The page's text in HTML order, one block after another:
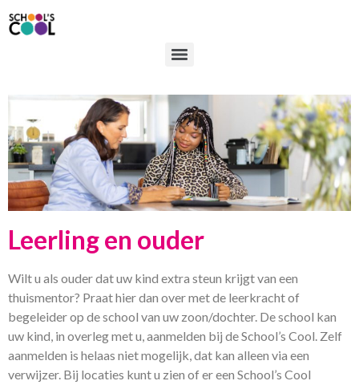
Leerling en ouder
Wilt u als ouder dat uw kind extra steun krijgt van een
thuismentor? Praat hier dan over met de leerkracht of
begeleider op de school van uw zoon/dochter. De school kan
uw kind, in overleg met u, aanmelden bij de School’s Cool. Zelf
aanmelden is helaas niet mogelijk, dat kan alleen via een
verwijzer. Bij locaties kunt u zien of er een School’s Cool